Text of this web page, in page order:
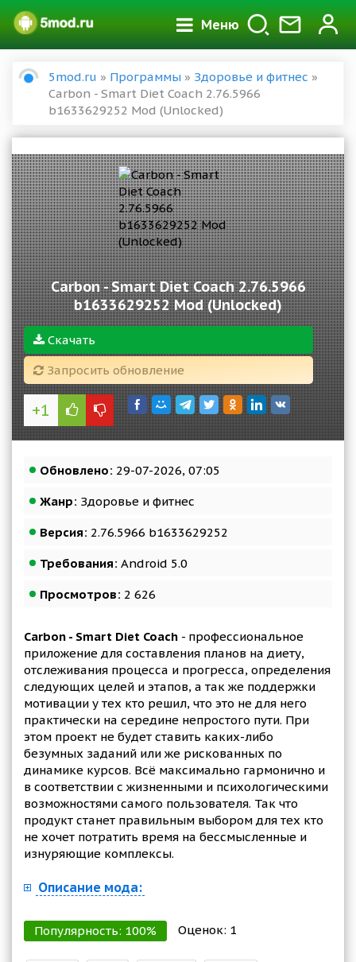
Меню
5mod.ru » Программы » Здоровье и фитнес »
Carbon - Smart Diet Coach 2.76.5966
b1633629252 Mod (Unlocked)
Carbon - Smart Diet Coach 2.76.5966
b1633629252 Mod (Unlocked)
Скачать
Запросить обновление
+1
Обновлено: 29-07-2026, 07:05
Жанр: Здоровье и фитнес
Версия: 2.76.5966 b1633629252
Требования: Android 5.0
Просмотров: 2 626
Carbon - Smart Diet Coach - профессиональное
приложение для составления планов на диету,
отслеживания процесса и прогресса, определения
следующих целей и этапов, а так же поддержки
мотивации у тех кто решил, что это не для него
практически на середине непростого пути. При
этом проект не будет ставить каких-либо
безумных заданий или же рискованных по
динамике курсов. Всё максимально гармонично и
в соответствии с жизненными и психологическими
возможностями самого пользователя. Так что
продукт станет правильным выбором для тех кто
не хочет потратить время на бессмысленные и
изнуряющие комплексы.
Описание мода:
Популярность: 100% Оценок: 1